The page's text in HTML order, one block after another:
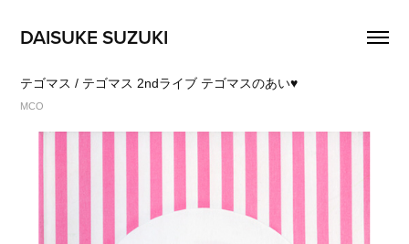
DAISUKE SUZUKI
テゴマス / テゴマス 2ndライブ テゴマスのあい♥
MCO